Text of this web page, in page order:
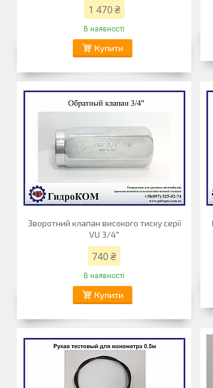
1 470 ₴
В наявності
Купити
Зворотний клапан високого тиску серії
VU 3/4"
740 ₴
В наявності
Купити